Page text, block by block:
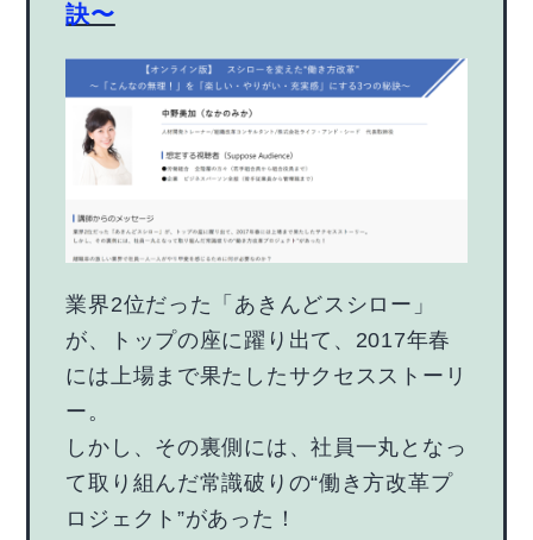
訣〜
業界2位だった「あきんどスシロー」
が、トップの座に躍り出て、2017年春
には上場まで果たしたサクセスストーリ
ー。
しかし、その裏側には、社員一丸となっ
て取り組んだ常識破りの“働き方改革プ
ロジェクト”があった！